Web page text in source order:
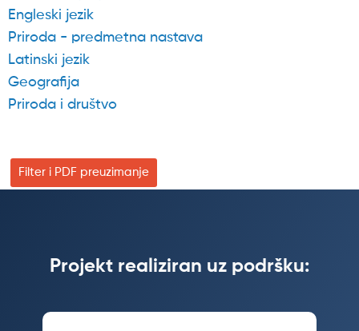
Engleski jezik
Priroda - predmetna nastava
Latinski jezik
Geografija
Priroda i društvo
Filter i PDF preuzimanje
Projekt realiziran uz podršku: